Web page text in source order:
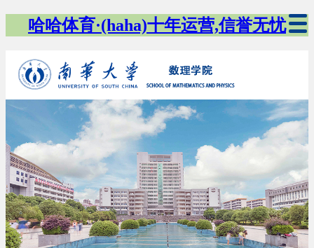
哈哈体育·(haha)十年运营,信誉无忧